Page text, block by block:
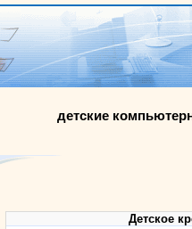
детские
Детское